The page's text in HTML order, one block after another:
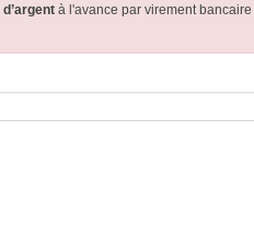
à l'avance par virement bancaire